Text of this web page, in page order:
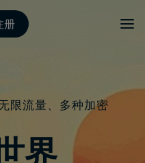
册
限流量、多种加密
界